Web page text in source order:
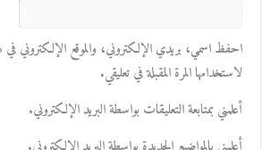
احفظ اسمي، بريدي الإلكتروني، والموقع الإلكتروني
لاستخدامها المرة المقبلة في تعليقي.
أعلمني بمتابعة التعليقات بواسطة البريد الإلكتروني.